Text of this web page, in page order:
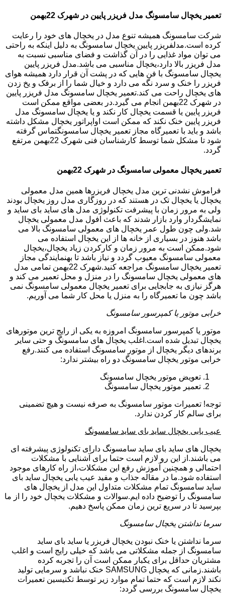
تعمیر یخچال سامسونگ مدل فریزر پایین در شهرک 22بهمن
شرکت سامسونگ همیشه تنوع مدل در یخچال های خود را رعایت
کرده است.مدلفریزر پایین یخچال سامسونگ به دلیل اینکه به راحتی
می توان مواد غذایی را در آن گذاشت و فضای مناسبی نسبت به
مدل فریزر بالا دارد،یخچال مناسبی می باشد.مدل فریزر پایین
یخچال سامسونگ با فن هایی که در پشت آن قرار دارد همیشه هوای
فریزر را خنک و سرد نگه می دارد و خیال شما را از برفک و یخ زدن
های یخچال راحت می کند.تعمیر یخچال سامسونگ مدل فریزر پایین
در شهرک 22بهمن انجام می گیرد.در بعضی مواقع ممکن است
فریزر پایین یا قسمت یخچال کار نکند و یا یخچال سامسونگ مدل
فریزر پایین خنک نکند که ممکن است اواپراتور یخچال مشکل داشته
باشد و باید با تعمیرگاه مجاز تعمیر یخچال سامسونگتماس گرفته
شود تا مشکل شما توسط کارشناسان فنی شهرک 22بهمن مرتفع
گردد.
تعمیر یخچال معمولی سامسونگ در شهرک 22بهمن
فراموش نشدنی ترین مدل یخچال فریزرها همین مدل معمولی
یخچال یا یخچال تک در هستند که در روزگاری مدل روز یخچال بودند
ولی به مرور زمان با پیشرفت تکنولوژی مدل های ساید بای ساید و
نمایشگردار وارد بازار شدند که باعث افول مدل معمولی یخچال
شد.ولی چون طول عمر یخچال های معمولی سامسونگ بالا می
باشد هنوز در بسیاری از خانه ها از این یخچال استفاده می
شود.ممکن است به مرور زمان و کارکردن زیاد یخچال،یخچال
معمولی سامسونگ معیوب گردد و نیاز باشد تا بهنمایندگی مجاز
تعمیر یخچال سامسونگ مراجعه کنید.شهرک 22بهمن تمامی مدل
های معمولی یخچال سامسونگ را در منزل و محل تعمیر می کند و
هرگز نیازی به جابجایی برای تعمیر یخچال معمولی سامسونگ نمی
باشد چون ما تعمیرگاه را به منزل یا محل کار شما می آوریم.
خرابی موتور یا کمپرسور سامسونگ
موتور یا کمپرسور سامسونگ امروزه به یکی از رایج ترین موتورهای
یخچال تبدیل شده است.اغلب یخچال های سامسونگ و حتی سایر
برندهای دیگر یخچال از موتور سامسونگ استفاده می کنند.رفع
خرابی موتور یخچال سامسونگ دو راه بیشتر ندارد:
تعویض موتور یخچال سامسونگ
تعمیر موتور یخچال سامسونگ
توجه! تعمیرات موتور سامسونگ به صرفه نیست و هیچ تضمینی
برای سالم کار کردن ندارد.
عیب یابی یخچال ساید بای ساید سامسونگ
یخچال های ساید بای ساید سامسونگ دارای تکنولوژی پیشرفته ای
می باشند.از این رو لازم است حتما برای آشنایی با مشکلات
احتمالی و همچنین آموزش رفع این مشکلات،از راه کارهای موجود
استفاده شود.ما در مقاله جذاب و مفید عیب یابی یخچال ساید بای
ساید سامسونگ تمام مشکلات متداول این مدل از یخچال های
سامسونگ را توضیح داده ایم.سوالات و مشکلات یخچال خود را از ما
بپرسید تا در سریع ترین زمان ممکن پاسخ دهیم.
سرما نداشتن یخچال سامسونگ
سرما نداشتن یا خنک نبودن یخچال فریزر یا ساید بای ساید
سامسونگ از جمله مشکلاتی می باشد که خیلی رایج است و اغلب
مشتریان حداقل برای یکبار ممکن است آن را تجربه کرده
باشند.زمانی که یخچال SAMSUNG خنک نباشد و سرمایی تولید
نکند لازم است که حتما تمام موارد زیر توسط تکنیسین تعمیرات
یخچال سامسونگ بررسی گردد: